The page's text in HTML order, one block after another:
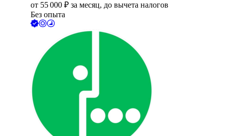
от 55 000 ₽ за месяц, до вычета налогов
Без опыта